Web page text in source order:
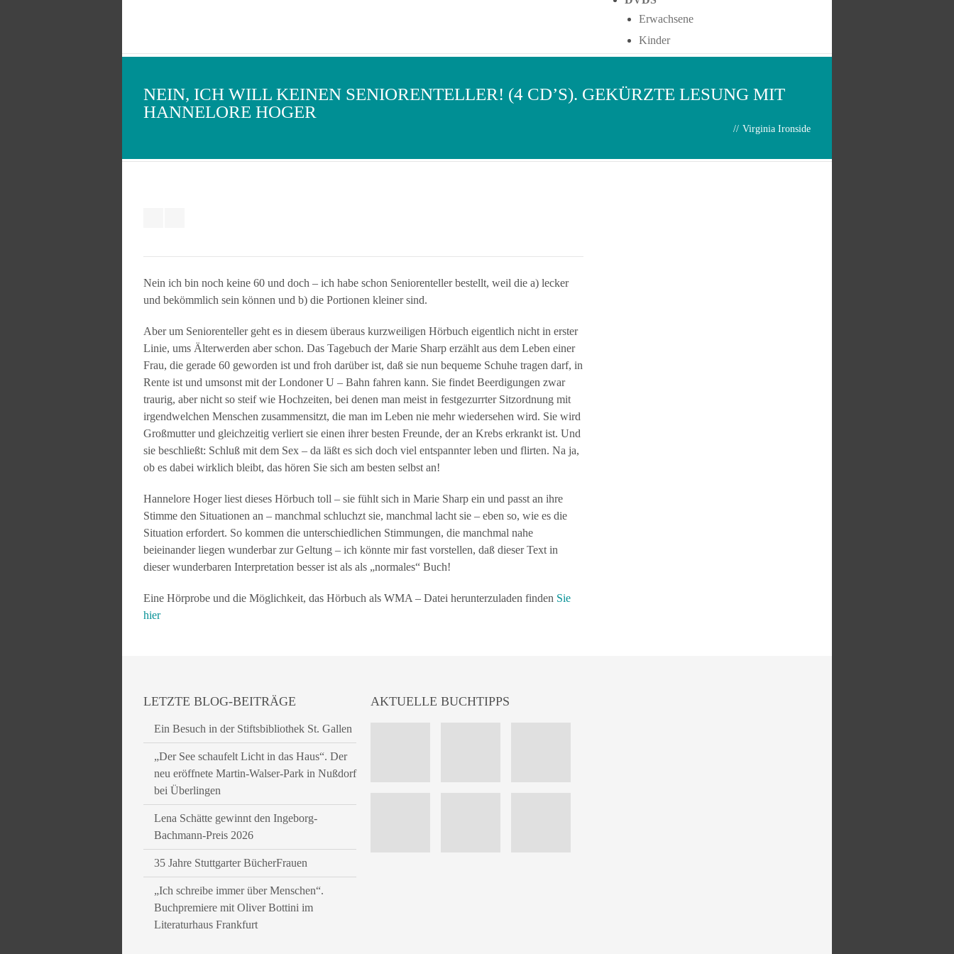
Erwachsene
Kinder
NEIN, ICH WILL KEINEN SENIORENTELLER! (4 CD’S). GEKÜRZTE LESUNG MIT
HANNELORE HOGER
// Virginia Ironside
Nein ich bin noch keine 60 und doch – ich habe schon Seniorenteller bestellt, weil die a) lecker
und bekömmlich sein können und b) die Portionen kleiner sind.
Aber um Seniorenteller geht es in diesem überaus kurzweiligen Hörbuch eigentlich nicht in erster
Linie, ums Älterwerden aber schon. Das Tagebuch der Marie Sharp erzählt aus dem Leben einer
Frau, die gerade 60 geworden ist und froh darüber ist, daß sie nun bequeme Schuhe tragen darf, in
Rente ist und umsonst mit der Londoner U – Bahn fahren kann. Sie findet Beerdigungen zwar
traurig, aber nicht so steif wie Hochzeiten, bei denen man meist in festgezurrter Sitzordnung mit
irgendwelchen Menschen zusammensitzt, die man im Leben nie mehr wiedersehen wird. Sie wird
Großmutter und gleichzeitig verliert sie einen ihrer besten Freunde, der an Krebs erkrankt ist. Und
sie beschließt: Schluß mit dem Sex – da läßt es sich doch viel entspannter leben und flirten. Na ja,
ob es dabei wirklich bleibt, das hören Sie sich am besten selbst an!
Hannelore Hoger liest dieses Hörbuch toll – sie fühlt sich in Marie Sharp ein und passt an ihre
Stimme den Situationen an – manchmal schluchzt sie, manchmal lacht sie – eben so, wie es die
Situation erfordert. So kommen die unterschiedlichen Stimmungen, die manchmal nahe
beieinander liegen wunderbar zur Geltung – ich könnte mir fast vorstellen, daß dieser Text in
dieser wunderbaren Interpretation besser ist als als „normales“ Buch!
Eine Hörprobe und die Möglichkeit, das Hörbuch als WMA – Datei herunterzuladen finden Sie
hier
LETZTE BLOG-BEITRÄGE
Ein Besuch in der Stiftsbibliothek St. Gallen
„Der See schaufelt Licht in das Haus“. Der
neu eröffnete Martin-Walser-Park in Nußdorf
bei Überlingen
Lena Schätte gewinnt den Ingeborg-
Bachmann-Preis 2026
35 Jahre Stuttgarter BücherFrauen
„Ich schreibe immer über Menschen“.
Buchpremiere mit Oliver Bottini im
Literaturhaus Frankfurt
AKTUELLE BUCHTIPPS